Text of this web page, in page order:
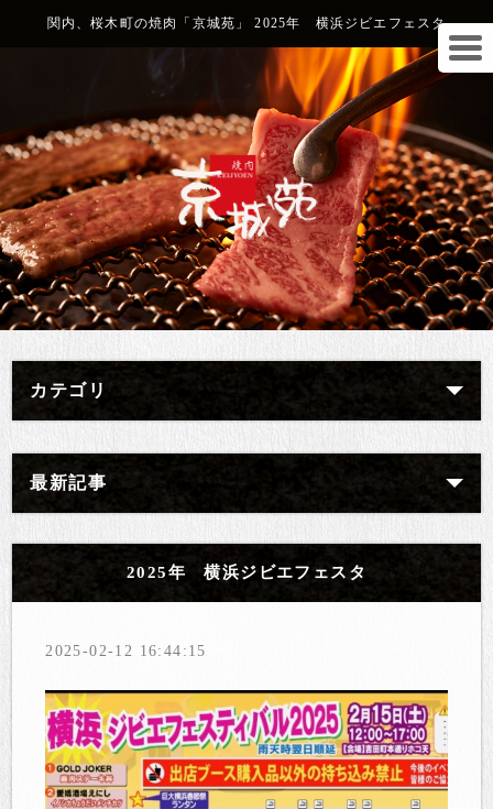
関内、桜木町の焼肉「京城苑」 2025年 横浜ジビエフェスタ
カテゴリ
最新記事
2025年 横浜ジビエフェスタ
2025-02-12 16:44:15